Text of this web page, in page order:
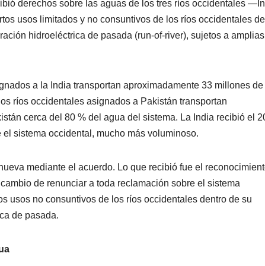
derechos sobre las aguas de los tres ríos occidentales
usos limitados y no consuntivos de los ríos occidentales
hidroeléctrica de pasada (run-of-river), sujetos a amplias
a la India transportan aproximadamente 33 millones de
ríos occidentales asignados a Pakistán transportan
cerca del 80 % del agua del sistema. La India recibió el
sistema occidental, mucho más voluminoso.
mediante el acuerdo. Lo que recibió fue el
de renunciar a toda reclamación sobre el sistema
usos no consuntivos de los ríos occidentales dentro de su
de pasada.